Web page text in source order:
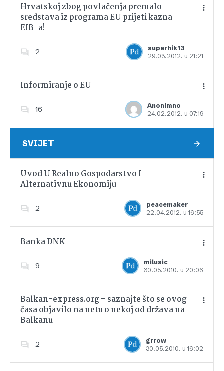
Hrvatskoj zbog povlačenja premalo
sredstava iz programa EU prijeti kazna
EIB-a!
2
superhik13
29.03.2012. u 21:21
Informiranje o EU
16
Anonimno
24.02.2012. u 07:19
Dodajte u favorite
SVIJET
Uvod U Realno Gospodarstvo I
Alternativnu Ekonomiju
2
peacemaker
22.04.2012. u 16:55
Dodajte u favorite
Banka DNK
9
milusic
30.05.2010. u 20:06
Dodajte u favorite
Balkan-express.org – saznajte što se ovog
časa objavilo na netu o nekoj od država na
Balkanu
2
grrow
30.05.2010. u 16:02